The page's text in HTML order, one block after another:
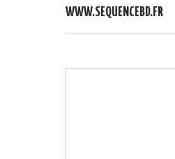
WWW.SEQUENCEBD.FR